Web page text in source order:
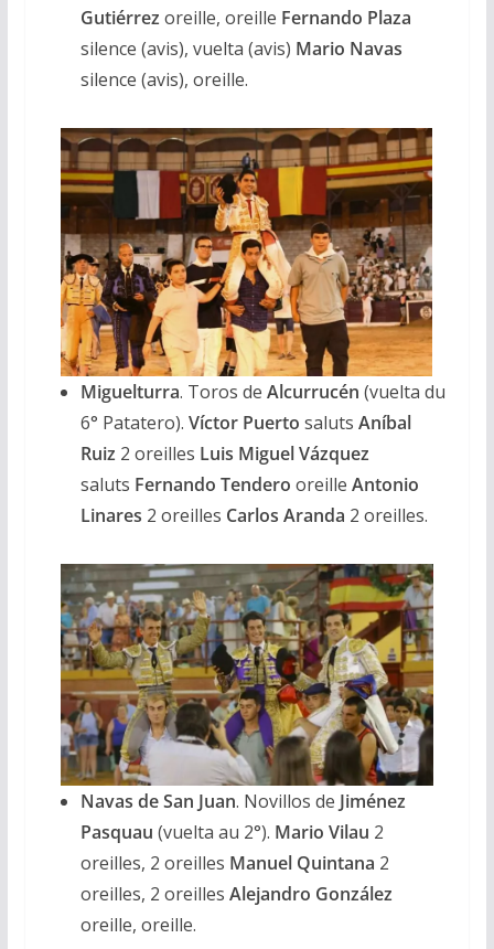
Gutiérrez oreille, oreille Fernando Plaza
silence (avis), vuelta (avis) Mario Navas
silence (avis), oreille.
Miguelturra. Toros de Alcurrucén (vuelta du
6° Patatero). Víctor Puerto saluts Aníbal
Ruiz 2 oreilles Luis Miguel Vázquez
saluts Fernando Tendero oreille Antonio
Linares 2 oreilles Carlos Aranda 2 oreilles.
Navas de San Juan. Novillos de Jiménez
Pasquau (vuelta au 2°). Mario Vilau 2
oreilles, 2 oreilles Manuel Quintana 2
oreilles, 2 oreilles Alejandro González
oreille, oreille.